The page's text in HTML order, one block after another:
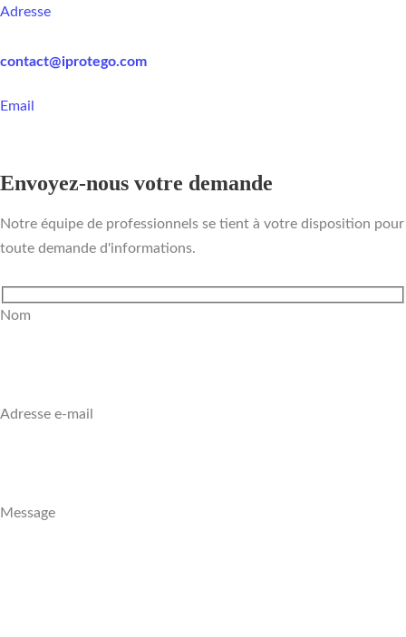
Adresse
contact@iprotego.com
Email
Envoyez-nous votre demande
Notre équipe de professionnels se tient à votre disposition pour
toute demande d'informations.
Nom
Adresse e-mail
Message